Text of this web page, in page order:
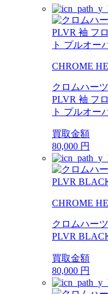
CHROME
クロムハー
PLVR 袖 フ
ト プルオー
買取金額
80,000 円
CHROME
クロムハー
PLVR
買取金額
80,000 円